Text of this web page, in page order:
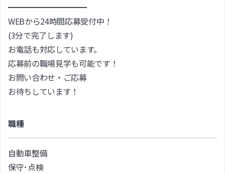
━━━━━━━━━━
WEBから24時間応募受付中！
(3分で完了します)
お電話も対応しています。
応募前の職場見学も可能です！
お問い合わせ・ご応募
お待ちしています！
職種
自動車整備
保守･点検